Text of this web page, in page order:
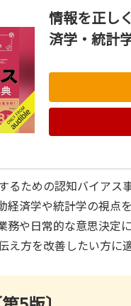
情報を正し
済学・統計
るための認知バイアス
経済学や統計学の視点
務や日常的な意思決
え方を改善したい方に